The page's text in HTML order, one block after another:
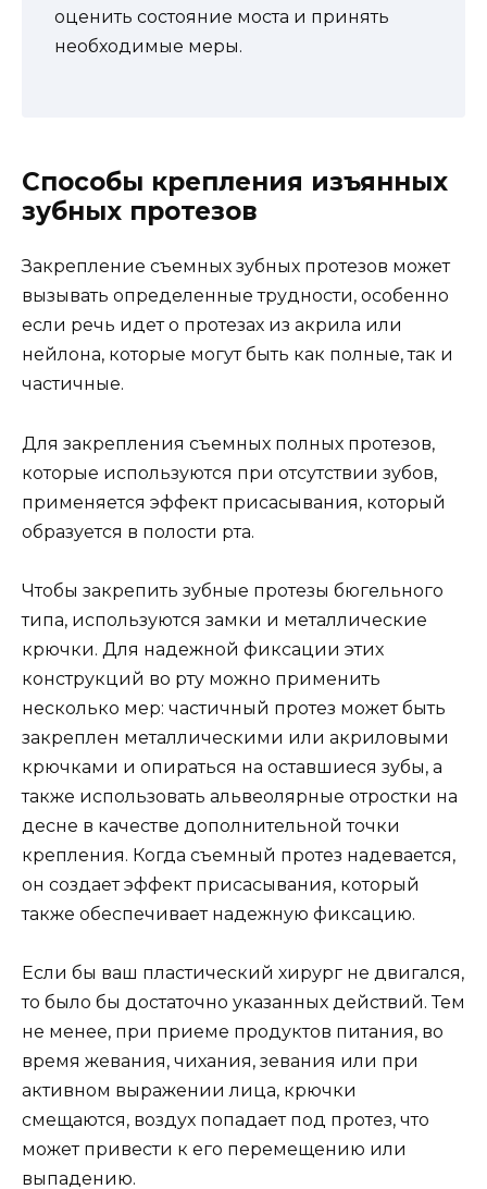
оценить состояние моста и принять
необходимые меры.
Способы крепления изъянных
зубных протезов
Закрепление съемных зубных протезов может
вызывать определенные трудности, особенно
если речь идет о протезах из акрила или
нейлона, которые могут быть как полные, так и
частичные.
Для закрепления съемных полных протезов,
которые используются при отсутствии зубов,
применяется эффект присасывания, который
образуется в полости рта.
Чтобы закрепить зубные протезы бюгельного
типа, используются замки и металлические
крючки. Для надежной фиксации этих
конструкций во рту можно применить
несколько мер: частичный протез может быть
закреплен металлическими или акриловыми
крючками и опираться на оставшиеся зубы, а
также использовать альвеолярные отростки на
десне в качестве дополнительной точки
крепления. Когда съемный протез надевается,
он создает эффект присасывания, который
также обеспечивает надежную фиксацию.
Если бы ваш пластический хирург не двигался,
то было бы достаточно указанных действий. Тем
не менее, при приеме продуктов питания, во
время жевания, чихания, зевания или при
активном выражении лица, крючки
смещаются, воздух попадает под протез, что
может привести к его перемещению или
выпадению.